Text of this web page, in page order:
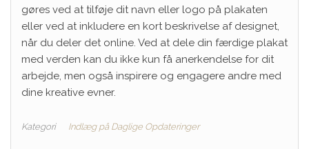
gøres ved at tilføje dit navn eller logo på plakaten
eller ved at inkludere en kort beskrivelse af designet,
når du deler det online. Ved at dele din færdige plakat
med verden kan du ikke kun få anerkendelse for dit
arbejde, men også inspirere og engagere andre med
dine kreative evner.
Kategori Indlæg på Daglige Opdateringer